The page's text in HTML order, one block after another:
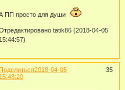
ПП просто для души
tatik86 (2018-04-05
15:44:57)
Поделиться 35
2018-04-05
15:43:20